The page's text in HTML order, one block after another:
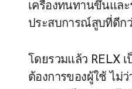
เครื่องทนทานขึ้นและ
ประสบการณ์สูบที่ดีก
โดยรวมแล้ว RELX
ต้องการของผู้ใช้ ไม่